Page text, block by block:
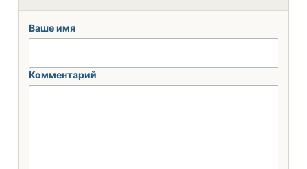
Ваше имя
Комментарий